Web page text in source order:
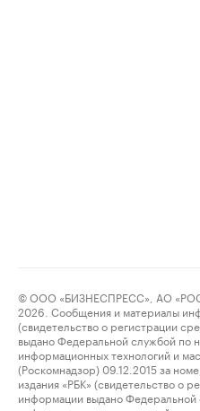
© ООО «БИЗНЕСПРЕСС», АО
2026. Сообщения и материалы
(свидетельство о регистрации
выдано Федеральной службой по
информационных технологий и
(Роскомнадзор) 09.12.2015 за
издания «РБК» (свидетельство о
информации выдано Федеральной